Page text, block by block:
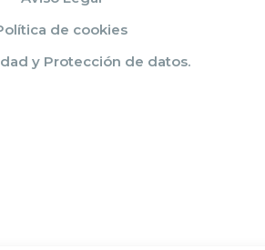
de cookies
y Protección de datos.